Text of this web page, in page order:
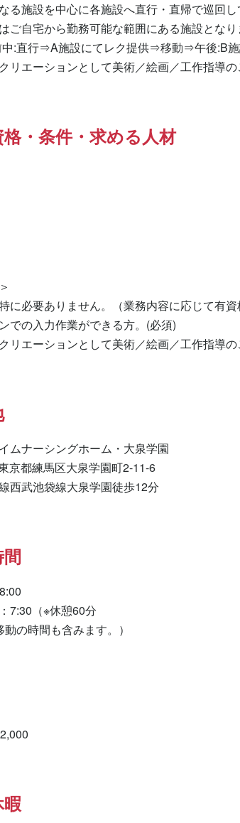
る施設を中心に各施設へ直行・直帰で巡回
ご自宅から勤務可能な範囲にある施設とな
:直行⇒A施設にてレク提供⇒移動⇒午後:B
リエーションとして美術／絵画／工作指導
・条件・求める人材
に必要ありません。（業務内容に応じて有
での入力作業ができる方。(必須)
リエーションとして美術／絵画／工作指導
ムナーシングホーム・大泉学園
京都練馬区大泉学園町2-11-6
西武池袋線大泉学園徒歩12分
7:30（※休憩60分
の時間も含みます。）